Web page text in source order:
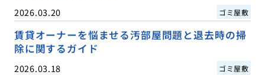
2026.03.20 ゴミ屋敷
賃貸オーナーを悩ませる汚部屋問題と退去時の掃
除に関するガイド
2026.03.18 ゴミ屋敷